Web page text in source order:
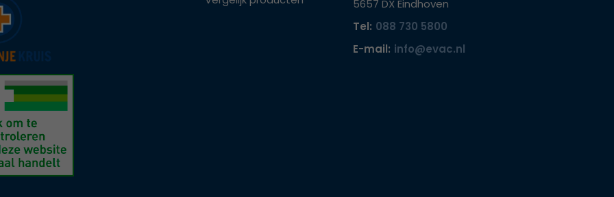
5657 DX Eindhoven
Tel: 088 730 5800
E-mail: info@evac.nl